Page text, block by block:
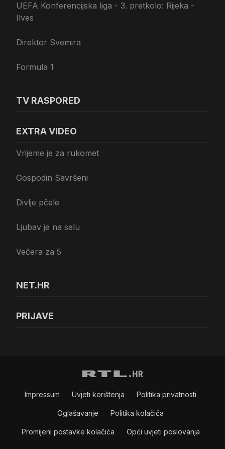
UEFA Konferencijska liga - 3. pretkolo: Rijeka -
Ilves
Direktor Svemira
Formula 1
TV RASPORED
EXTRA VIDEO
Vrijeme je za rukomet
Gospodin Savršeni
Divlje pčele
Ljubav je na selu
Večera za 5
NET.HR
PRIJAVE
Impressum Uvjeti korištenja Politika privatnosti
Oglašavanje Politika kolačiča
Promijeni postavke kolačića Opći uvjeti poslovanja